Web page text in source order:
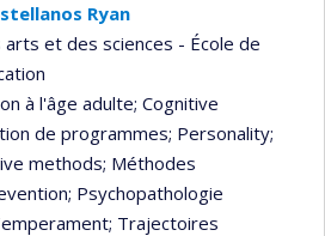
Ryan
arts et des sciences - École de
à l'âge adulte; Cognitive
de programmes; Personality;
methods; Méthodes
; Psychopathologie
; Trajectoires